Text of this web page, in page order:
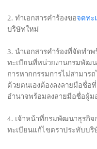
2. ทำเอกสารคำร้องขอจดทะ
บริษัทใหม่
3. นำเอกสารคำร้องที่จัดทำ
ทะเบียนที่หน่วยงานกรมพัฒ
การหากกรรมการไม่สามาร
ด้วยตนเองต้องลงลายมือชื่อ
อำนาจพร้อมลงลายมือชื่อผู้
4. เจ้าหน้าที่กรมพัฒนาธุรกิจ
ทะเบียนแก้ไขตราประทับบริ